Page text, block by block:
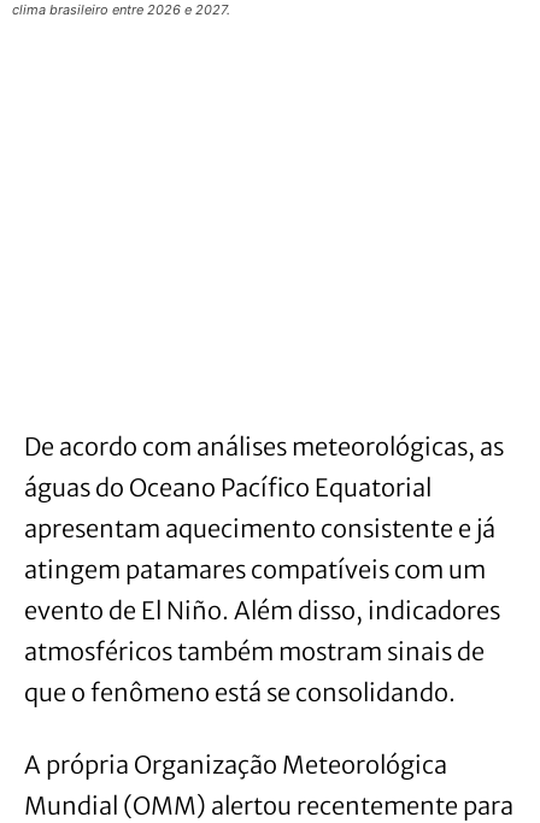
clima brasileiro entre 2026 e 2027.
De acordo com análises meteorológicas, as
águas do Oceano Pacífico Equatorial
apresentam aquecimento consistente e já
atingem patamares compatíveis com um
evento de El Niño. Além disso, indicadores
atmosféricos também mostram sinais de
que o fenômeno está se consolidando.
A própria Organização Meteorológica
Mundial (OMM) alertou recentemente para